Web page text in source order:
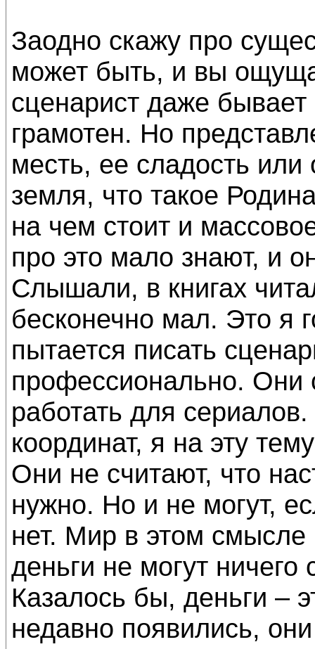
Заодно скажу про
может быть, и вы
сценарист даже
грамотен. Но
месть, ее сладость или
земля, что такое
на чем стоит и
про это мало знают, и
Слышали, в книгах
бесконечно мал. Это я
пытается писать
профессионально. Они
работать для
координат, я на эту
Они не считают, что
нужно. Но и не могут,
нет. Мир в этом
деньги не могут
Казалось бы, деньги –
недавно появились,